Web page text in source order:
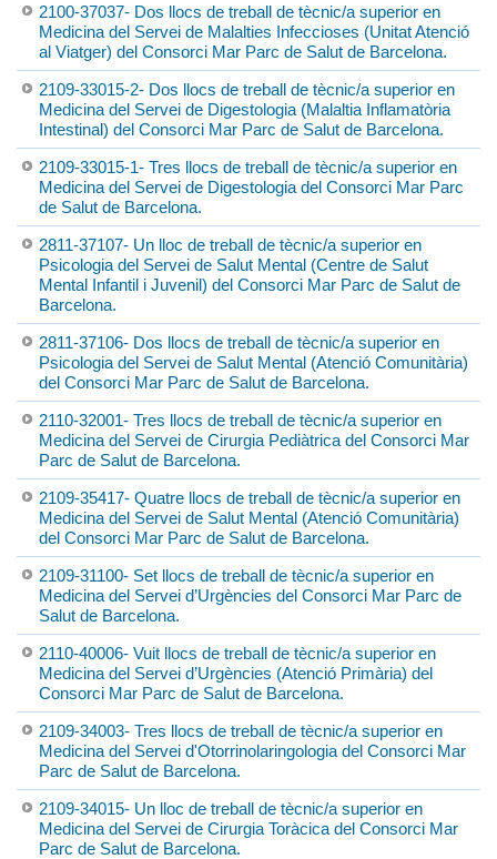
2100-37037- Dos llocs de treball de tècnic/a superior en
Medicina del Servei de Malalties Infeccioses (Unitat Atenció
al Viatger) del Consorci Mar Parc de Salut de Barcelona.
2109-33015-2- Dos llocs de treball de tècnic/a superior en
Medicina del Servei de Digestologia (Malaltia Inflamatòria
Intestinal) del Consorci Mar Parc de Salut de Barcelona.
2109-33015-1- Tres llocs de treball de tècnic/a superior en
Medicina del Servei de Digestologia del Consorci Mar Parc
de Salut de Barcelona.
2811-37107- Un lloc de treball de tècnic/a superior en
Psicologia del Servei de Salut Mental (Centre de Salut
Mental Infantil i Juvenil) del Consorci Mar Parc de Salut de
Barcelona.
2811-37106- Dos llocs de treball de tècnic/a superior en
Psicologia del Servei de Salut Mental (Atenció Comunitària)
del Consorci Mar Parc de Salut de Barcelona.
2110-32001- Tres llocs de treball de tècnic/a superior en
Medicina del Servei de Cirurgia Pediàtrica del Consorci Mar
Parc de Salut de Barcelona.
2109-35417- Quatre llocs de treball de tècnic/a superior en
Medicina del Servei de Salut Mental (Atenció Comunitària)
del Consorci Mar Parc de Salut de Barcelona.
2109-31100- Set llocs de treball de tècnic/a superior en
Medicina del Servei d’Urgències del Consorci Mar Parc de
Salut de Barcelona.
2110-40006- Vuit llocs de treball de tècnic/a superior en
Medicina del Servei d’Urgències (Atenció Primària) del
Consorci Mar Parc de Salut de Barcelona.
2109-34003- Tres llocs de treball de tècnic/a superior en
Medicina del Servei d'Otorrinolaringologia del Consorci Mar
Parc de Salut de Barcelona.
2109-34015- Un lloc de treball de tècnic/a superior en
Medicina del Servei de Cirurgia Toràcica del Consorci Mar
Parc de Salut de Barcelona.